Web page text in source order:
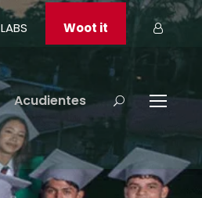
LABS Woot it
Acudientes